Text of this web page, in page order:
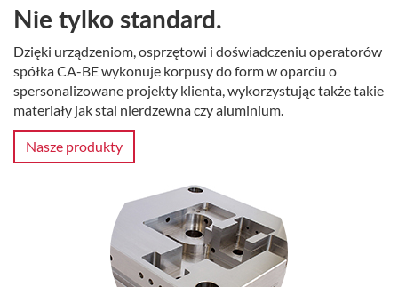
Nie tylko standard.
Dzięki urządzeniom, osprzętowi i doświadczeniu operatorów
spółka CA-BE wykonuje korpusy do form w oparciu o
spersonalizowane projekty klienta, wykorzystując także takie
materiały jak stal nierdzewna czy aluminium.
Nasze produkty